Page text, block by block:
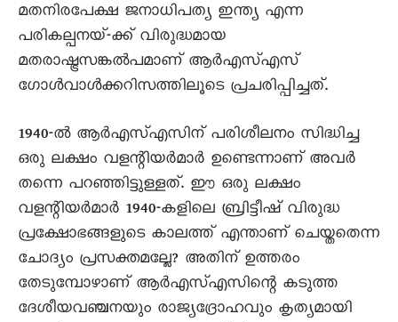
മതനിരപേക്ഷ ജനാധിപത്യ ഇന്ത്യ എന്ന
പരികല്പനയ്-ക്ക് വിരുദ്ധമായ
മതരാഷ്ട്രസങ്കൽപമാണ് ആർഎസ്എസ്
ഗോൾവാൾക്കറിസത്തിലൂടെ പ്രചരിപ്പിച്ചത്.
1940-ൽ ആർഎസ്എസിന് പരിശീലനം സിദ്ധിച്ച
ഒരു ലക്ഷം വളന്റിയർമാർ ഉണ്ടെന്നാണ് അവർ
തന്നെ പറഞ്ഞിട്ടുള്ളത്. ഈ ഒരു ലക്ഷം
വളന്റിയർമാർ 1940-കളിലെ ബ്രിട്ടീഷ് വിരുദ്ധ
പ്രക്ഷോഭങ്ങളുടെ കാലത്ത് എന്താണ് ചെയ്തതെന്ന
ചോദ്യം പ്രസക്തമല്ലേ? അതിന് ഉത്തരം
തേടുമ്പോഴാണ് ആർഎസ്എസിന്റെ കടുത്ത
ദേശീയവഞ്ചനയും രാജ്യദ്രോഹവും കൃത്യമായി